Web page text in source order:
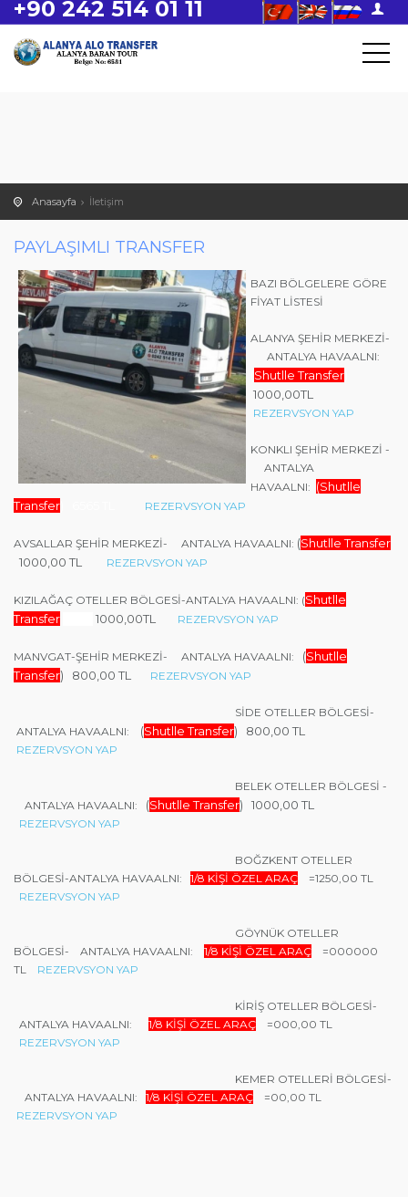
+90 242 514 01 11
Anasayfa İletişim
PAYLAŞIMLI TRANSFER
BAZI BÖLGELERE GÖRE
FİYAT LİSTESİ
ALANYA ŞEHİR MERKEZİ-
ANTALYA HAVAALNI:
Shutlle Transfer
1000,00TL
REZERVSYON YAP
KONKLI ŞEHİR MERKEZİ -
ANTALYA
HAVAALNI: (Shutlle
Transfer
REZERVSYON YAP
AVSALLAR ŞEHİR MERKEZİ- ANTALYA HAVAALNI: (Shutlle Transfer
1000,00 TL REZERVSYON YAP
KIZILAĞAÇ OTELLER BÖLGESİ-ANTALYA HAVAALNI: (Shutlle
Transfer
1000,00TL REZERVSYON YAP
MANVGAT-ŞEHİR MERKEZİ- ANTALYA HAVAALNI: (Shutlle
Transfer) 800,00 TL REZERVSYON YAP
SİDE OTELLER BÖLGESİ-
ANTALYA HAVAALNI: (Shutlle Transfer) 800,00 TL
REZERVSYON YAP
BELEK OTELLER BÖLGESİ -
ANTALYA HAVAALNI: (Shutlle Transfer) 1000,00 TL
REZERVSYON YAP
BOĞZKENT OTELLER
BÖLGESİ-ANTALYA HAVAALNI: 1/8 KİŞİ ÖZEL ARAÇ =1250,00 TL
REZERVSYON YAP
GÖYNÜK OTELLER
BÖLGESİ- ANTALYA HAVAALNI: 1/8 KİŞİ ÖZEL ARAÇ =000000
TL REZERVSYON YAP
KİRİŞ OTELLER BÖLGESİ-
ANTALYA HAVAALNI: 1/8 KİŞİ ÖZEL ARAÇ =000,00 TL
REZERVSYON YAP
KEMER OTELLERİ BÖLGESİ-
ANTALYA HAVAALNI: 1/8 KİŞİ ÖZEL ARAÇ =00,00 TL
REZERVSYON YAP